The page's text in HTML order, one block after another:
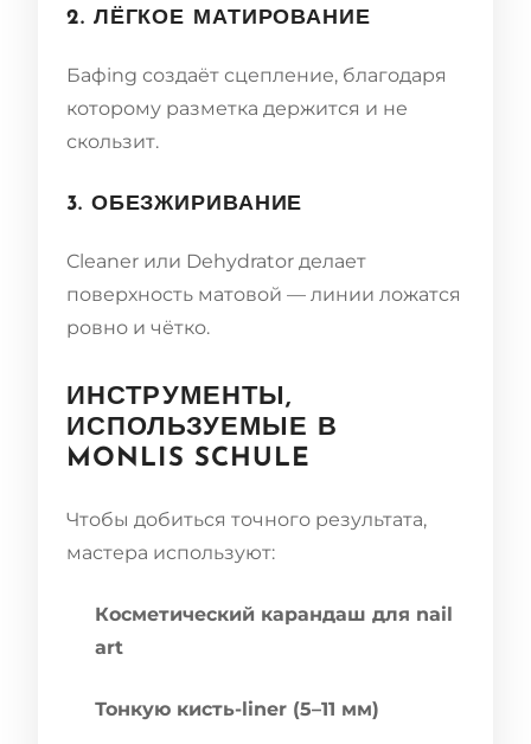
2. ЛЁГКОЕ МАТИРОВАНИЕ
Бафing создаёт сцепление, благодаря
которому разметка держится и не
скользит.
3. ОБЕЗЖИРИВАНИЕ
Cleaner или Dehydrator делает
поверхность матовой — линии ложатся
ровно и чётко.
ИНСТРУМЕНТЫ,
ИСПОЛЬЗУЕМЫЕ В
MONLIS SCHULE
Чтобы добиться точного результата,
мастера используют:
Косметический карандаш для nail
art
Тонкую кисть-liner (5–11 мм)